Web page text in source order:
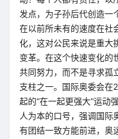
发点，为子孙后代创造一
在以前所未有的速度在社
化，这对公民来说是重大
变革。在这个快速变化的
共同努力，而不是寻求孤
支柱之一。国际奥委会在
起的“在一起更强大”运动
人为本的口号，强调国际
有团结一致方能前进，奥